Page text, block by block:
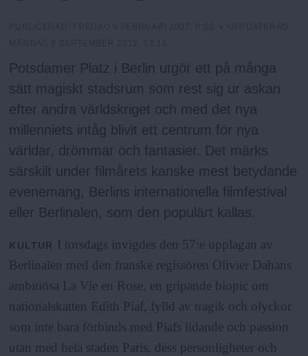
h
o
l
m
s
F
r
i
a
n
Potsdamer Platz i Berlin utgör ett på många
sätt magiskt stadsrum som rest sig ur askan
efter andra världskriget och med det nya
millenniets intåg blivit ett centrum för nya
världar, drömmar och fantasier. Det märks
särskilt under filmårets kanske mest betydande
evenemang, Berlins internationella filmfestival
eller Berlinalen, som den populärt kallas.
KULTUR
I torsdags invigdes den 57:e upplagan av
Berlinalen med den franske regissören Olivier Dahans
ambitiösa La Vie en Rose, en gripande biopic om
nationalskatten Edith Piaf, fylld av tragik och olyckor
som inte bara förbinds med Piafs lidande och passion
utan med hela staden Paris, dess personligheter och